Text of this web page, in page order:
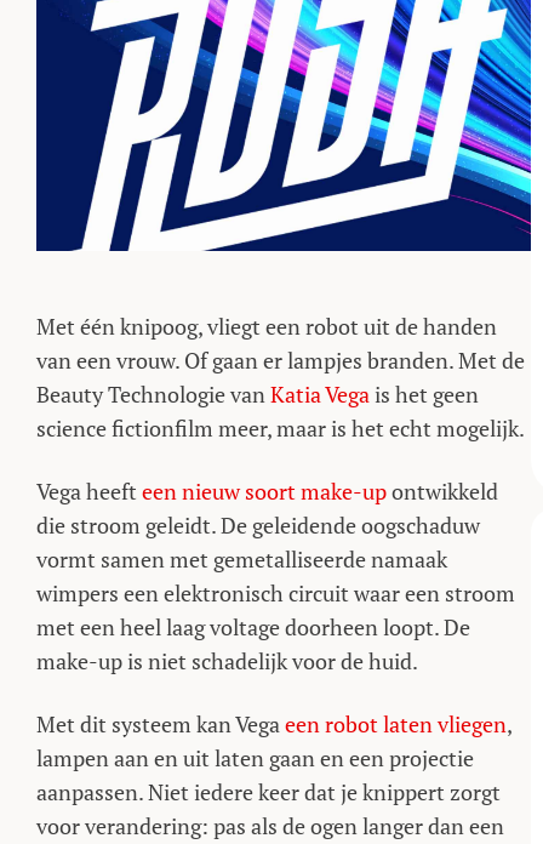
Met één knipoog, vliegt een robot uit de handen
van een vrouw. Of gaan er lampjes branden. Met de
Beauty Technologie vanKatia Vegais het geen
science fictionfilm meer, maar is het echt mogelijk.
Vega heeft een nieuw soort make-upontwikkeld
die stroom geleidt. De geleidende oogschaduw
vormt samen met gemetalliseerde namaak
wimpers een elektronisch circuit waar een stroom
met een heel laag voltage doorheen loopt. De
make-up is niet schadelijk voor de huid.
Met dit systeem kan Vegaeen robot laten vliegen,
lampen aan en uit laten gaan en een projectie
aanpassen. Niet iedere keer dat je knippert zorgt
voor verandering: pas als de ogen langer dan een